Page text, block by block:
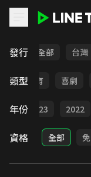
發行 全部 台灣
類型教育 喜劇
年份 2023 2022
資格 全部